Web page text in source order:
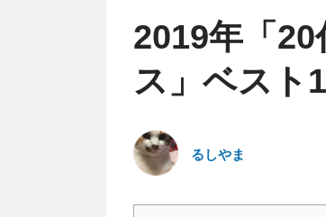
2019年「
ス」ベスト
るしやま